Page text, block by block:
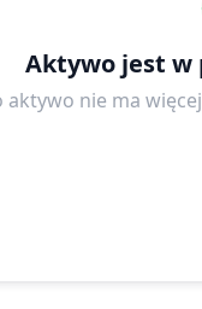
Aktywo jest w
aktywo nie ma